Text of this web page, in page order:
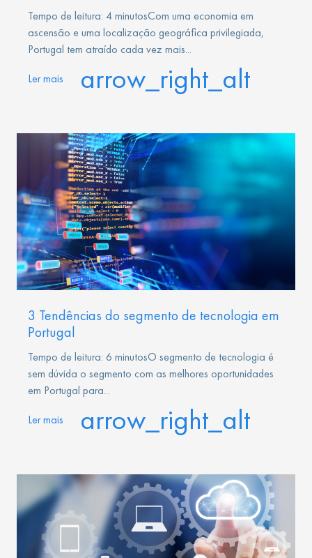
Tempo de leitura: 4 minutosCom uma economia em
ascensão e uma localização geográfica privilegiada,
Portugal tem atraído cada vez mais...
Ler mais arrow_right_alt
3 Tendências do segmento de tecnologia em
Portugal
Tempo de leitura: 6 minutosO segmento de tecnologia é
sem dúvida o segmento com as melhores oportunidades
em Portugal para...
Ler mais arrow_right_alt